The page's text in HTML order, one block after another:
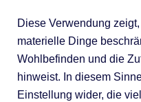
Diese Verwendung
materielle Dinge
Wohlbefinden und die
hinweist. In diesem
Einstellung wider, die